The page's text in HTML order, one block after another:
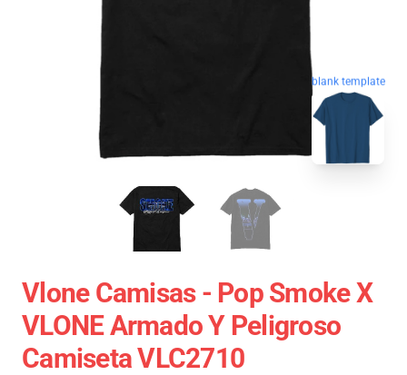
blank template
Vlone Camisas - Pop Smoke X
VLONE Armado Y Peligroso
Camiseta VLC2710